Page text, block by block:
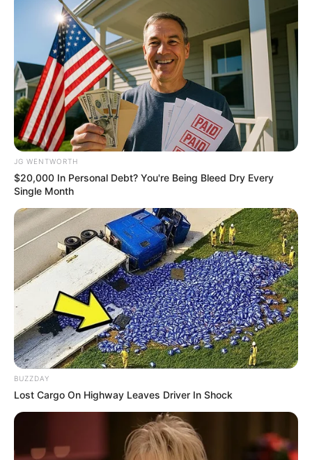
Men 45+ Are Trying This To Perform Better
MEDVI
How To Get An Erection Even After 60!
MEDVI
JG WENTWORTH
$20,000 In Personal Debt? You're Being Bleed Dry Every
Single Month
BUZZDAY
Lost Cargo On Highway Leaves Driver In Shock